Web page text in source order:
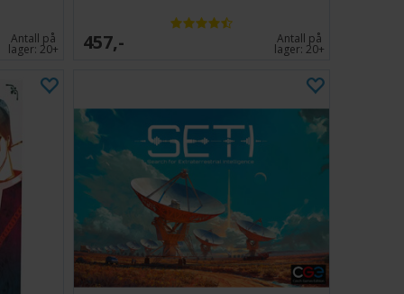
Antall på
lager:20+ 457,- Antall på
lager:20+